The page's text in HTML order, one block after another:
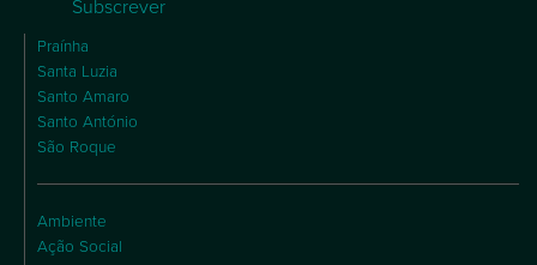
Receber
Newsletter
Escolha sobre e como quer receber informações no
seu e-mail.
Subscrever
Praínha
Santa Luzia